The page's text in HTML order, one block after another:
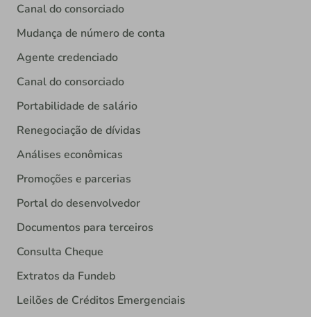
Canal do consorciado
Mudança de número de conta
Agente credenciado
Canal do consorciado
Portabilidade de salário
Renegociação de dívidas
Análises econômicas
Promoções e parcerias
Portal do desenvolvedor
Documentos para terceiros
Consulta Cheque
Extratos da Fundeb
Leilões de Créditos Emergenciais